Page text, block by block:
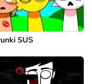
SUS